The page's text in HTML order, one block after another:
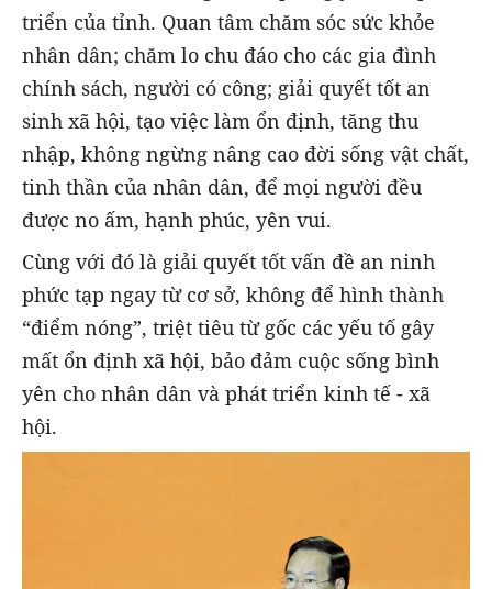
triển của tỉnh. Quan tâm chăm sóc sức khỏe
nhân dân; chăm lo chu đáo cho các gia đình
chính sách, người có công; giải quyết tốt an
sinh xã hội, tạo việc làm ổn định, tăng thu
nhập, không ngừng nâng cao đời sống vật chất,
tinh thần của nhân dân, để mọi người đều
được no ấm, hạnh phúc, yên vui.
Cùng với đó là giải quyết tốt vấn đề an ninh
phức tạp ngay từ cơ sở, không để hình thành
“điểm nóng”, triệt tiêu từ gốc các yếu tố gây
mất ổn định xã hội, bảo đảm cuộc sống bình
yên cho nhân dân và phát triển kinh tế - xã
hội.